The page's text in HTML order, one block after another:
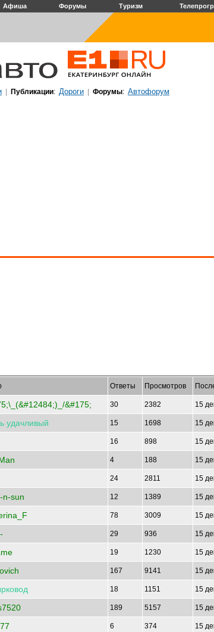
Афиша Форумы Туризм
Публикации: Дороги Форумы: Автофорум
Ответы Просмотров
&#175; 30 2382 15
удачливый 15 1698 15
16 898 15
4 188 15
24 2811 15
n-sun 12 1389 15
78 3009 15
29 936 15
me 19 1230 15
167 9141 15
18 1151 15
189 5157 15
6 374 15